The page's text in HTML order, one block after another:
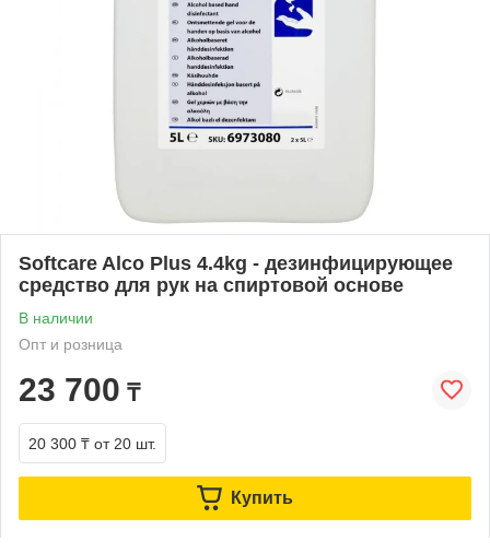
Softcare Alco Plus 4.4kg - дезинфицирующее
средство для рук на спиртовой основе
В наличии
Опт и розница
23 700 ₸
20 300 ₸ от 20 шт.
Купить